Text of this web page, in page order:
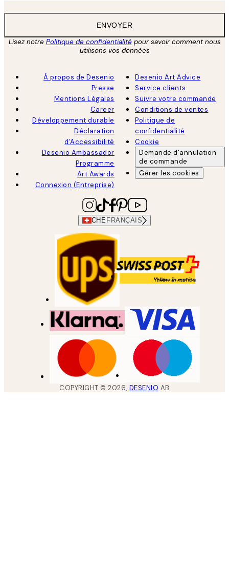
ENVOYER
Lisez notre Politique de confidentialitépour savoir comment nous
utilisons vos données
À propos de Desenio
Presse
Mentions Légales
Career
Développement durable
Déclaration
d'Accessibilité
Desenio Ambassador
Programme
Art Awards
Connexion (Entreprise)
Desenio Art Advice
Service clients
Suivre votre commande
Conditions de ventes
Politique de
confidentialité
Cookie
Demande d'annulation
de commande
Gérer les cookies
CHE FRANÇAIS
COPYRIGHT ©2026, DESENIO AB